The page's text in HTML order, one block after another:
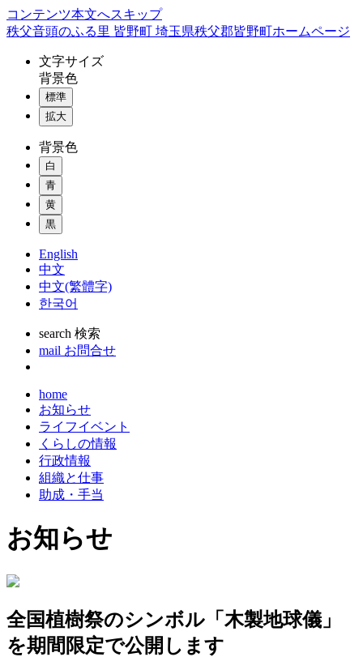
コンテンツ本文へスキップ
秩父音頭のふる里 皆野町 埼玉県秩父郡皆野町ホームページ
文字サイズ
背景色
標準
拡大
背景色
白
青
黄
黒
English
中文
中文(繁體字)
한국어
search 検索
mail お問合せ
home
お知らせ
ライフイベント
くらしの情報
行政情報
組織と仕事
助成・手当
お知らせ
全国植樹祭のシンボル「木製地球儀」
を期間限定で公開します